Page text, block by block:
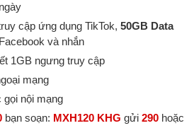
cập ứng dụng TikTok,50GB Data
và nhắn
1GB ngưng truy cập
mạng
gọi nội mạng
bạn soạn: MXH120 KHG gửi290 hoặc